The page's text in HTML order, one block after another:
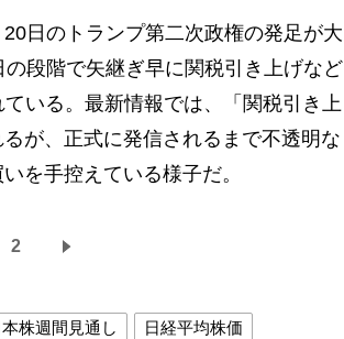
日のトランプ第二次政権の発足が大
段階で矢継ぎ早に関税引き上げなど
いる。最新情報では、「関税引き上
が、正式に発信されるまで不透明な
を手控えている様子だ。
2
本株週間見通し 日経平均株価